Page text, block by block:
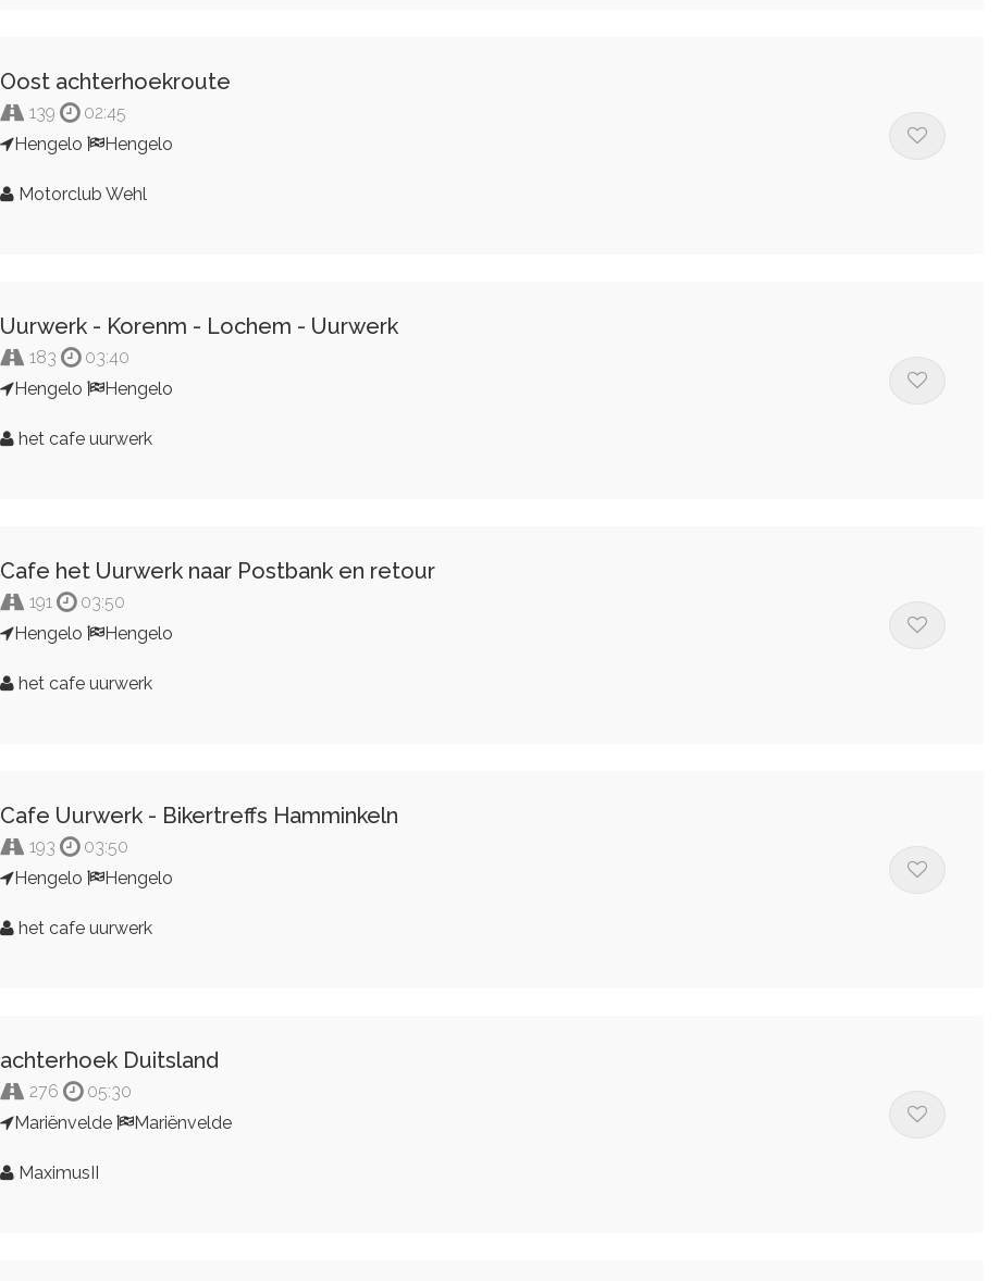
Oost achterhoekroute
139
02:45
Hengelo
Hengelo
Motorclub Wehl
Uurwerk - Korenm - Lochem - Uurwerk
183
03:40
Hengelo
Hengelo
het cafe uurwerk
Cafe het Uurwerk naar Postbank en retour
191
03:50
Hengelo
Hengelo
het cafe uurwerk
Cafe Uurwerk - Bikertreffs Hamminkeln
193
03:50
Hengelo
Hengelo
het cafe uurwerk
achterhoek Duitsland
276
05:30
Mariënvelde
Mariënvelde
MaximusII